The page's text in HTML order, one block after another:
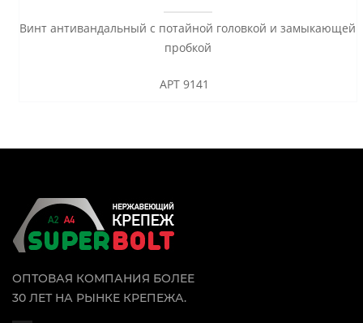
Винт антивандальный с потайной головкой и замыкающей
пробкой
АРТ 9141
ОПТОВАЯ КОМПАНИЯ БОЛЕЕ
30 ЛЕТ НА РЫНКЕ КРЕПЕЖА.